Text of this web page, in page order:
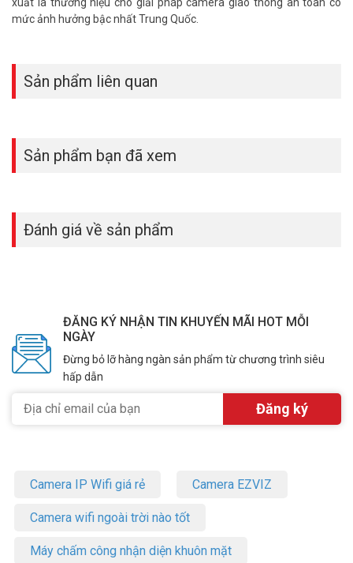
Vuhoangtelecom nhé.
mức ảnh hưởng bậc nhất Trung Quốc.
Sản phẩm liên quan
Sản phẩm bạn đã xem
Đánh giá về sản phẩm
ĐĂNG KÝ NHẬN TIN KHUYẾN MÃI HOT MỖI
NGÀY
Đừng bỏ lỡ hàng ngàn sản phẩm từ chương trình siêu
hấp dẫn
Camera IP Wifi giá rẻ Camera EZVIZ
Camera wifi ngoài trời nào tốt
Máy chấm công nhận diện khuôn mặt